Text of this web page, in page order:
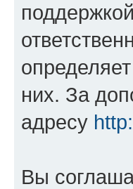
них. За
адресу
Вы